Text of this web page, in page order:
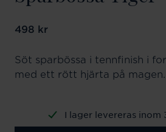
Pris:498 kr
498 kr
Söt sparbössa i tennfinish i
med ett rött hjärta på magen.
I lager levereras inom